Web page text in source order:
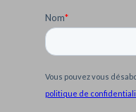
Nom*
Vous pouvez vous
politique de